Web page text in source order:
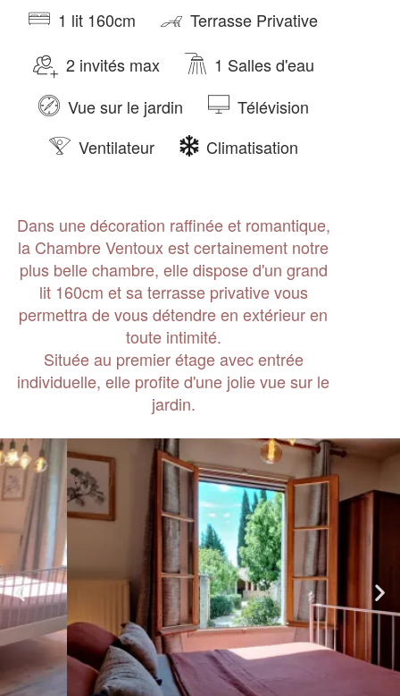
1 lit 160cm
Terrasse Privative
2 invités max
1 Salles d'eau
Vue sur le jardin
Télévision
Ventilateur
Climatisation
Dans une décoration raffinée et romantique,
la Chambre Ventoux est certainement notre
plus belle chambre, elle dispose d'un grand
lit 160cm et sa terrasse privative vous
permettra de vous détendre en extérieur en
toute intimité.
Située au premier étage avec entrée
individuelle, elle profite d'une jolie vue sur le
jardin.